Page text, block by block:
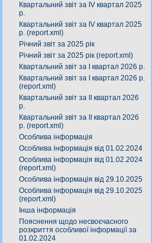
Квартальний звіт за ІV квартал 2025
р.
Квартальний звіт за ІV квартал 2025
р. (report.xml)
Річний звіт за 2025 рік
Річний звіт за 2025 рік (report.xml)
Квартальний звіт за І квартал 2026 р.
Квартальний звіт за І квартал 2026 р.
(report.xml)
Квартальний звіт за ІІ квартал 2026
р.
Квартальний звіт за ІІ квартал 2026
р. (report.xml)
Особлива інформація
Особлива інформація від 01.02.2024
Особлива інформація від 01.02.2024
(report.xml)
Особлива інформація від 29.10.2025
Особлива інформація від 29.10.2025
(report.xml)
Інша інформація
Пояснення щодо несвоєчасного
розкриття особливої інформації за
01.02.2024